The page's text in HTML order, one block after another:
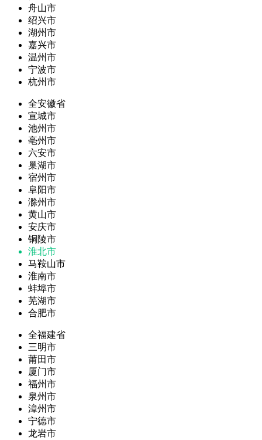
舟山市
绍兴市
湖州市
嘉兴市
温州市
宁波市
杭州市
全安徽省
宣城市
池州市
亳州市
六安市
巢湖市
宿州市
阜阳市
滁州市
黄山市
安庆市
铜陵市
淮北市
马鞍山市
淮南市
蚌埠市
芜湖市
合肥市
全福建省
三明市
莆田市
厦门市
福州市
泉州市
漳州市
宁德市
龙岩市